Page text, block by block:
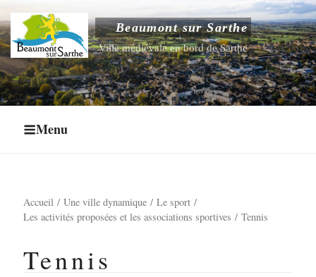
Aller
au
contenu
principal
Beaumont sur Sarthe
Ville médiévale en bord de Sarthe
Menu
Ouvrir le sous-menu
Ouvrir le sous-menu
Ouvrir le sous-menu
Accueil Une ville dynamique
Le sport
Les activités proposées et les associations sportives
Tennis
Tennis